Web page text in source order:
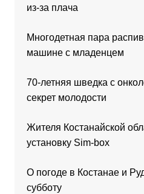
из-за плача
Многодетная пара
машине с младенцем
70-летняя шведка с
секрет молодости
Жителя Костанайской
установку Sim-box
О погоде в Костанае и
субботу